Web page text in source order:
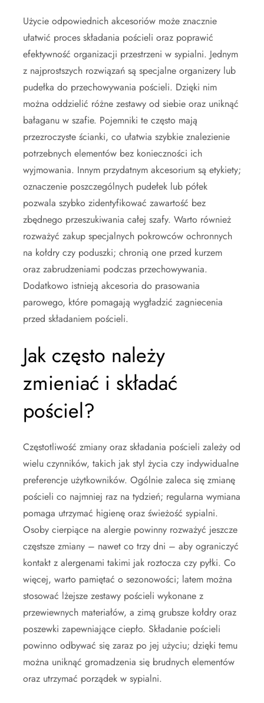
Użycie odpowiednich akcesoriów może znacznie
ułatwić proces składania pościeli oraz poprawić
efektywność organizacji przestrzeni w sypialni. Jednym
z najprostszych rozwiązań są specjalne organizery lub
pudełka do przechowywania pościeli. Dzięki nim
można oddzielić różne zestawy od siebie oraz uniknąć
bałaganu w szafie. Pojemniki te często mają
przezroczyste ścianki, co ułatwia szybkie znalezienie
potrzebnych elementów bez konieczności ich
wyjmowania. Innym przydatnym akcesorium są etykiety;
oznaczenie poszczególnych pudełek lub półek
pozwala szybko zidentyfikować zawartość bez
zbędnego przeszukiwania całej szafy. Warto również
rozważyć zakup specjalnych pokrowców ochronnych
na kołdry czy poduszki; chronią one przed kurzem
oraz zabrudzeniami podczas przechowywania.
Dodatkowo istnieją akcesoria do prasowania
parowego, które pomagają wygładzić zagniecenia
przed składaniem pościeli.
Jak często należy
zmieniać i składać
pościel?
Częstotliwość zmiany oraz składania pościeli zależy od
wielu czynników, takich jak styl życia czy indywidualne
preferencje użytkowników. Ogólnie zaleca się zmianę
pościeli co najmniej raz na tydzień; regularna wymiana
pomaga utrzymać higienę oraz świeżość sypialni.
Osoby cierpiące na alergie powinny rozważyć jeszcze
częstsze zmiany – nawet co trzy dni – aby ograniczyć
kontakt z alergenami takimi jak roztocza czy pyłki. Co
więcej, warto pamiętać o sezonowości; latem można
stosować lżejsze zestawy pościeli wykonane z
przewiewnych materiałów, a zimą grubsze kołdry oraz
poszewki zapewniające ciepło. Składanie pościeli
powinno odbywać się zaraz po jej użyciu; dzięki temu
można uniknąć gromadzenia się brudnych elementów
oraz utrzymać porządek w sypialni.